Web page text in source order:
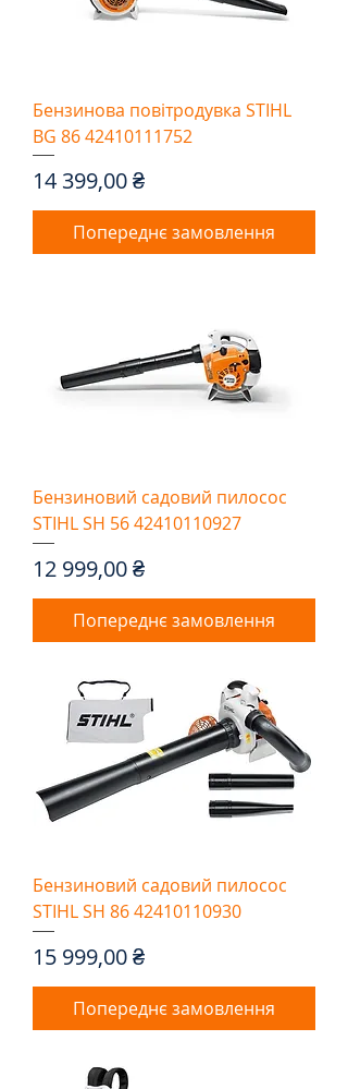
Бензинова повітродувка STIHL
BG 86 42410111752
Ціна
14 399,00 ₴
Попереднє замовлення
Бензиновий садовий пилосос
STIHL SH 56 42410110927
Ціна
12 999,00 ₴
Попереднє замовлення
Бензиновий садовий пилосос
STIHL SH 86 42410110930
Ціна
15 999,00 ₴
Попереднє замовлення